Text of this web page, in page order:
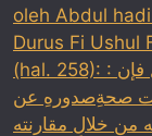
oleh Abdul
Durus Fi Ushul
(hal. 258): : أمثالُ دعاءِ كميلِ فإن
صحةِصدورهِ عن
من خلالِ مقارنته